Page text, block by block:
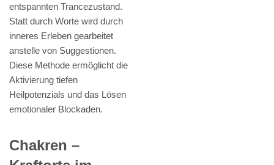
entspannten Trancezustand.
Statt durch Worte wird durch
inneres Erleben gearbeitet
anstelle von Suggestionen.
Diese Methode ermöglicht die
Aktivierung tiefen
Heilpotenzials und das Lösen
emotionaler Blockaden.
Chakren –